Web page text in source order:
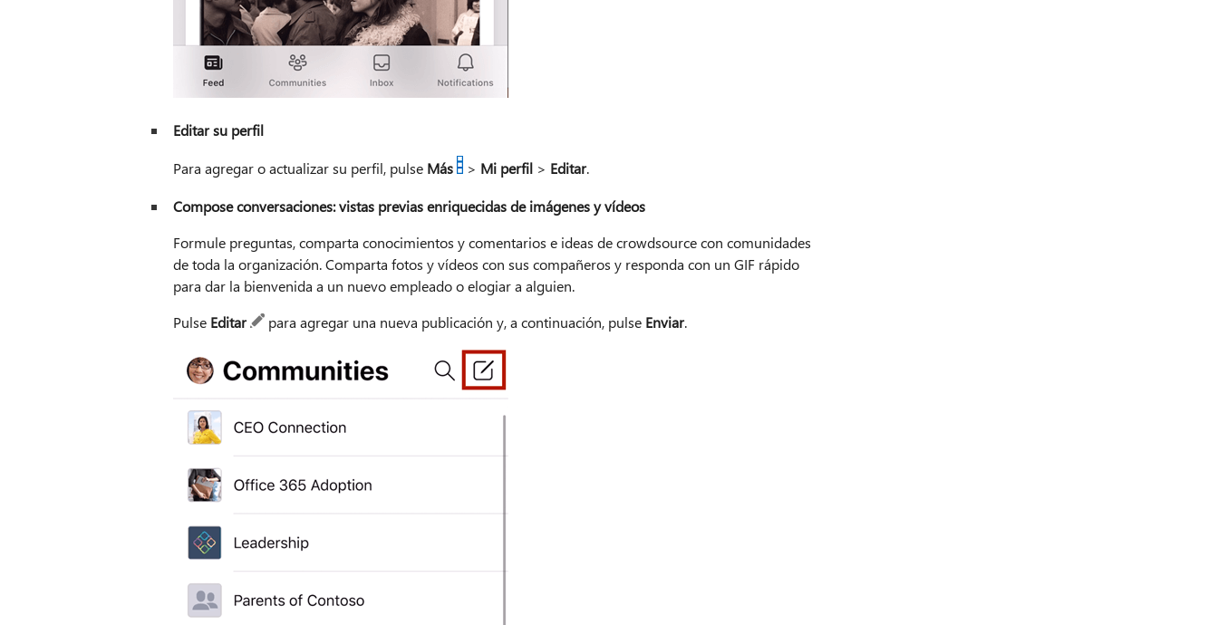
Editar su perfil
Para agregar o actualizar su perfil, pulse Más > Mi perfil> Editar.
Compose conversaciones: vistas previas enriquecidas de imágenes y vídeos
Formule preguntas, comparta conocimientos y comentarios e ideas de crowdsource con comunidades
de toda la organización. Comparta fotos y vídeos con sus compañeros y responda con un GIF rápido
para dar la bienvenida a un nuevo empleado o elogiar a alguien.
Pulse Editar para agregar una nueva publicación y, a continuación, pulse Enviar.